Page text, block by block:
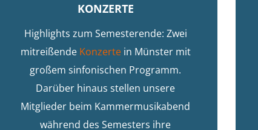
KONZERTE
Highlights zum Semesterende: Zwei
mitreißende Konzertein Münster mit
großem sinfonischen Programm.
Darüber hinaus stellen unsere
Mitglieder beim Kammermusikabend
während des Semesters ihre